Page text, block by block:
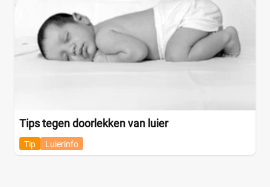
Tips tegen doorlekken van luier
Tip Luierinfo